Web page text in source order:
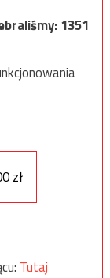
1351
zł
Tutaj